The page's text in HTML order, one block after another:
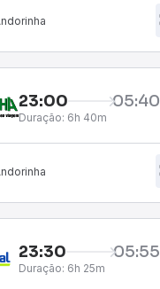
23:00 05:40
Duração: 6h 40m
23:30 05:55
Duração: 6h 25m